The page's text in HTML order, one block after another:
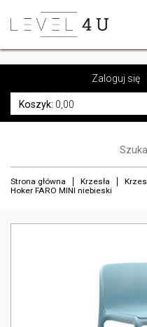
https://www.high-
Zaloguj się
Koszyk: 0,00
Strona główna Krzesła
Hoker FARO MINI niebieski
https://www.high-